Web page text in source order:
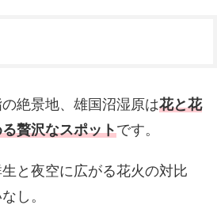
絶景地、雄国沼湿原は花と花
贅沢なスポットです。
と夜空に広がる花火の対比
し。